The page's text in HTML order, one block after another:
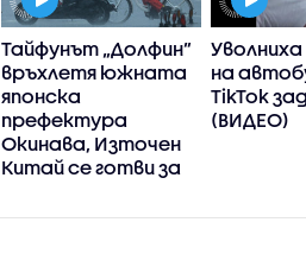
Тайфунът „Долфин”
връхлетя южната
японска
префектура
Окинава, Източен
Китай се готви за
на
TikTok
(ВИДЕО)